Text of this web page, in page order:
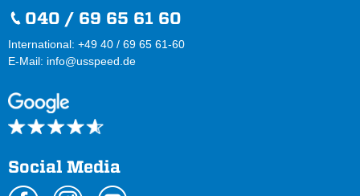
040 / 69 65 61 60
International: +49 40 / 69 65 61-60
E-Mail: info@usspeed.de
Social Media